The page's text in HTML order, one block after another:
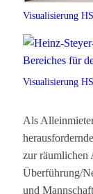
Visualisierung
Visualisierung
Als
zur räumlichen
Überführung/
und